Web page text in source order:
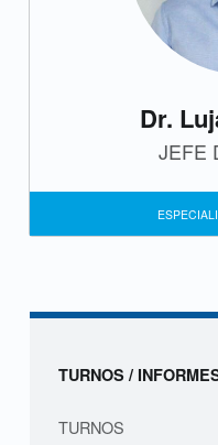
e
t
l
Dr.
JEFE
Sidebar
TURNOS /
TURNOS